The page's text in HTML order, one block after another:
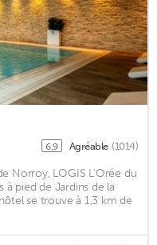
6,9 Agréable (1014)
Norroy, LOGIS L'Orée du
à pied de Jardins de la
se trouve à 1,3 km de